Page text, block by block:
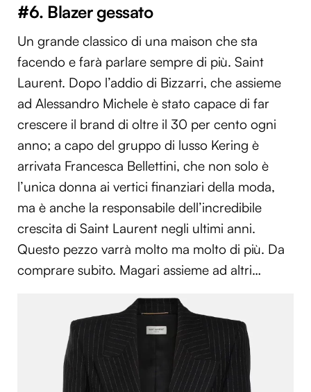
#6. Blazer gessato
Un grande classico di una maison che sta
facendo e farà parlare sempre di più. Saint
Laurent. Dopo l’addio di Bizzarri, che assieme
ad Alessandro Michele è stato capace di far
crescere il brand di oltre il 30 per cento ogni
anno; a capo del gruppo di lusso Kering è
arrivata Francesca Bellettini, che non solo è
l’unica donna ai vertici finanziari della moda,
ma è anche la responsabile dell’incredibile
crescita di Saint Laurent negli ultimi anni.
Questo pezzo varrà molto ma molto di più. Da
comprare subito. Magari assieme ad altri…